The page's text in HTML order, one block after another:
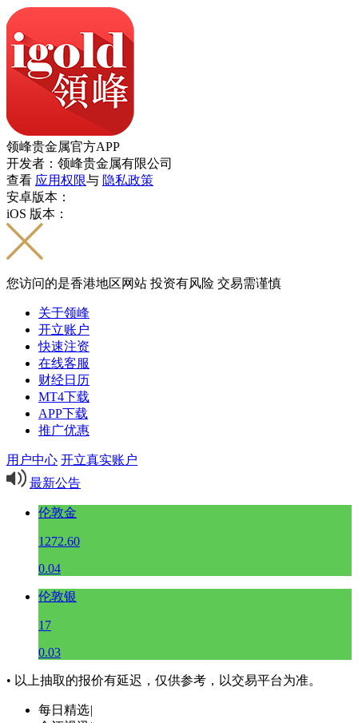
领峰贵金属官方APP
开发者：领峰贵金属有限公司
查看 应用权限与 隐私政策
安卓版本：
iOS 版本：
您访问的是香港地区网站 投资有风险 交易需谨慎
关于领峰
开立账户
快速注资
在线客服
财经日历
MT4下载
APP下载
推广优惠
用户中心 开立真实账户
最新公告
伦敦金
1272.60
0.04
伦敦银
17
0.03
• 以上抽取的报价有延迟，仅供参考，以交易平台为准。
每日精选|